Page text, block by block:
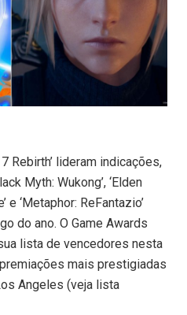
7 Rebirth’ lideram indicações,
Myth: Wukong’, ‘Elden
e ‘Metaphor: ReFantazio’
do ano. O Game Awards
lista de vencedores nesta
mais prestigiadas
Angeles (veja lista